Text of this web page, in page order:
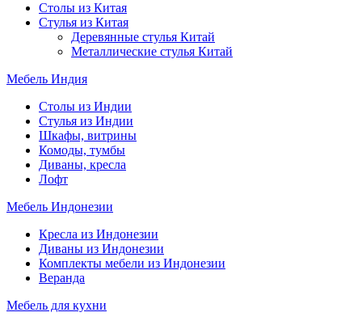
Столы из Китая
Стулья из Китая
Деревянные стулья Китай
Металлические стулья Китай
Мебель Индия
Столы из Индии
Стулья из Индии
Шкафы, витрины
Комоды, тумбы
Диваны, кресла
Лофт
Мебель Индонезии
Кресла из Индонезии
Диваны из Индонезии
Комплекты мебели из Индонезии
Веранда
Мебель для кухни